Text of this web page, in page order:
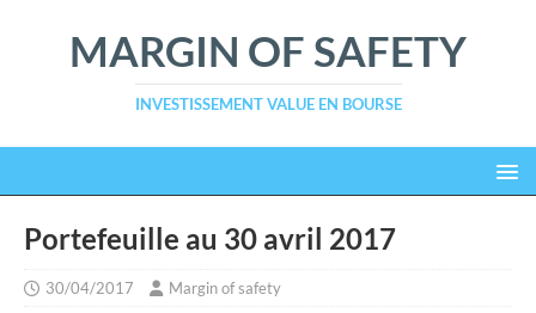
MARGIN OF SAFETY
INVESTISSEMENT VALUE EN BOURSE
Portefeuille au 30 avril 2017
30/04/2017 Margin of safety